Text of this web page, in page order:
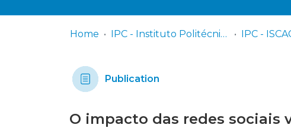
Home IPC - Instituto Politécnico de Coimbra
Publication
O impacto das redes sociais